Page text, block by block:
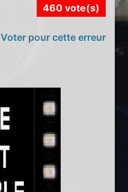
460 vote(s)
Voter pour cette erreur